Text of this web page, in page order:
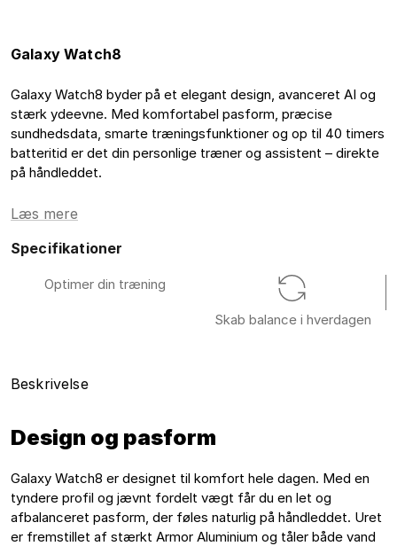
Galaxy Watch8
Galaxy Watch8 byder på et elegant design, avanceret AI og
stærk ydeevne. Med komfortabel pasform, præcise
sundhedsdata, smarte træningsfunktioner og op til 40 timers
batteritid er det din personlige træner og assistent – direkte
på håndleddet.
Læs mere
Specifikationer
Optimer din træning
Skab balance i hverdagen
Beskrivelse
Design og pasform
Galaxy Watch8 er designet til komfort hele dagen. Med en
tyndere profil og jævnt fordelt vægt får du en let og
afbalanceret pasform, der føles naturlig på håndleddet. Uret
er fremstillet af stærkt Armor Aluminium og tåler både vand